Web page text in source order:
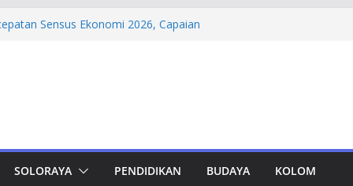
Teknik Sipil UNS: Hana Wardani
Kapur Berserat Rami untuk Pemugaran
Taj Yasin Minta Optimalkan
Otorita IKN Jajaki Potensi Kolaborasi
Murid TK di Karanganyar
SOLORAYA PENDIDIKAN BUDAYA KOLOM